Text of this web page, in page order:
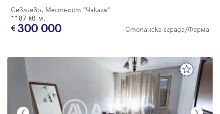
Севлиево, Местност "Чакала"
1187 кв.м.
300 000 Стопанска сграда/Ферма